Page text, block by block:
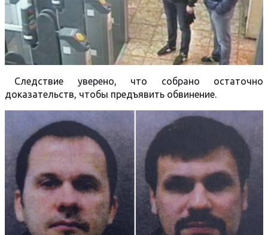
Следствие уверено, что собрано остаточно
доказательств, чтобы предъявить обвинение.